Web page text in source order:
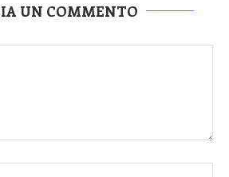
UN COMMENTO